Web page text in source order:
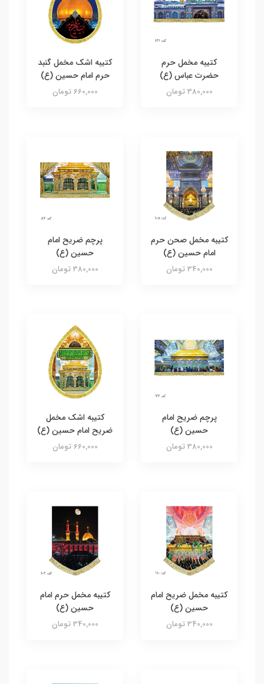
کتیبه مخمل حرم
حضرت عباس (ع)
380,000 تومان
کتیبه اشک مخمل گنبد
حرم امام حسین (ع)
660,000 تومان
کتیبه مخمل صحن حرم
امام حسین (ع)
340,000 تومان
پرچم ضریح امام
حسین (ع)
380,000 تومان
پرچم ضریح امام
حسین (ع)
380,000 تومان
کتیبه اشک مخمل
ضریح امام حسین (ع)
660,000 تومان
کتیبه مخمل ضریح امام
حسین (ع)
340,000 تومان
کتیبه مخمل حرم امام
حسین (ع)
340,000 تومان